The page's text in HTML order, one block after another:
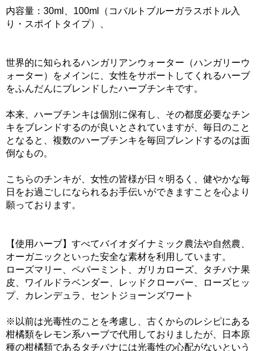
内容量：30ml、100ml（コバルトブルーガラスボトル入
り・スポイトタイプ）、
世界的に知られるハンガリアンウォーター（ハンガリーウ
ォーター）をメインに、女性をサポートしてくれるハーブ
をふんだんにブレンドしたハーブチンキです。
本来、ハーブチンキは個別に保有し、その都度必要なチン
キをブレンドするのが良いとされていますが、毎日のこと
となると、複数のハーブチンキを毎回ブレンドするのは面
倒なもの。
こちらのチンキが、女性の皆様が日々明るく、健やかな毎
日をお過ごしになられるお手伝いができますことを心より
願っております。
【使用ハーブ】すべてバイオダイナミック農法や自然農、
オーガニックといった安全な素材を利用しています。
ローズマリー、ペパーミント、ガリカローズ、タチバナ果
皮、ワイルドラベンダー、レッドクローバー、ローズヒッ
プ、カレンデュラ、セントジョーンズワート
※以前は光毒性のことを考慮し、古くからのレシピにある
柑橘類をレモン系ハーブで代用しておりましたが、日本原
種の柑橘類であるタチバナには光毒性の心配がないという